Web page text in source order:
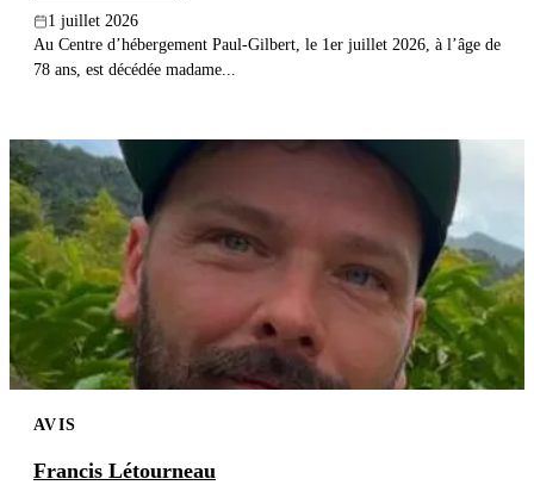
1 juillet 2026
Au Centre d’hébergement Paul-Gilbert, le 1er juillet 2026, à l’âge de
78 ans, est décédée madame...
AVIS
Francis Létourneau